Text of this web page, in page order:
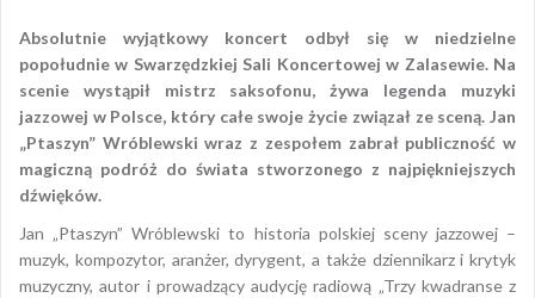
Absolutnie wyjątkowy koncert odbył się w niedzielne
popołudnie w Swarzędzkiej Sali Koncertowej w Zalasewie. Na
scenie wystąpił mistrz saksofonu, żywa legenda muzyki
jazzowej w Polsce, który całe swoje życie związał ze sceną. Jan
„Ptaszyn” Wróblewski wraz z zespołem zabrał publiczność w
magiczną podróż do świata stworzonego z najpiękniejszych
dźwięków.
Jan „Ptaszyn” Wróblewski to historia polskiej sceny jazzowej –
muzyk, kompozytor, aranżer, dyrygent, a także dziennikarz i krytyk
muzyczny, autor i prowadzący audycję radiową „Trzy kwadranse z